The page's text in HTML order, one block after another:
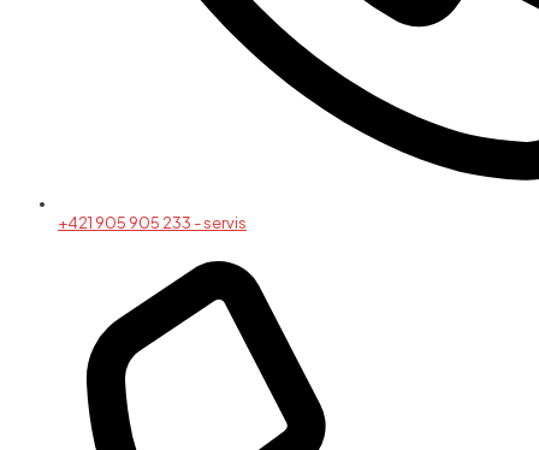
+421 905 905 233 - servis